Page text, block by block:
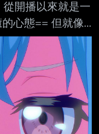
開播以來就是一
心態== 但就像
的黑暗都能被照
只是毒藥而已 這
變的"我要治癒
垮肚子疼的最後